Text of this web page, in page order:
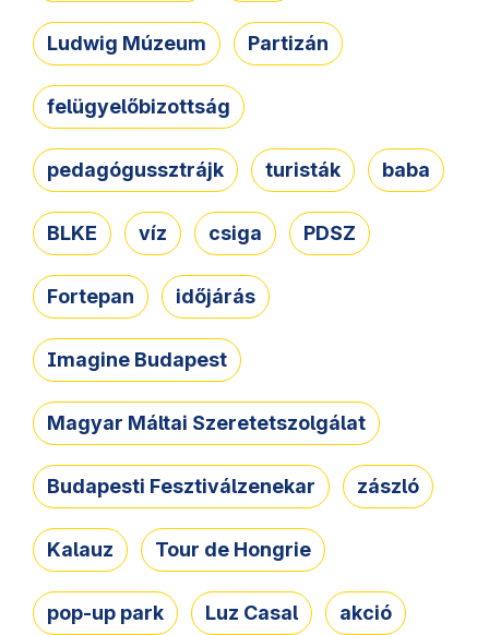
Ludwig Múzeum Partizán
felügyelőbizottság
pedagógussztrájk turisták baba
BLKE víz csiga PDSZ
Fortepan időjárás
Imagine Budapest
Magyar Máltai Szeretetszolgálat
Budapesti Fesztiválzenekar zászló
Kalauz Tour de Hongrie
pop-up park Luz Casal akció